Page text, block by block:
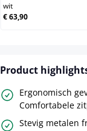
wit
€ 63,90
Product
Ergonomisch
Comfortabele
Stevig metalen